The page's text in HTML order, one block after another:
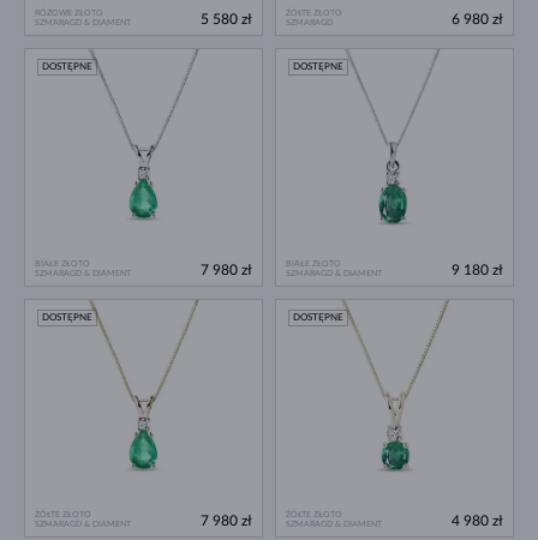
RÓŻOWE ZŁOTO
SZMARAGD & DIAMENT
5 580 zł
ŻÓŁTE ZŁOTO
SZMARAGD
6 980 zł
BIAŁE ZŁOTO
SZMARAGD & DIAMENT
DOSTĘPNE
7 980 zł
BIAŁE ZŁOTO
SZMARAGD & DIAMENT
DOSTĘPNE
9 180 zł
ŻÓŁTE ZŁOTO
SZMARAGD & DIAMENT
DOSTĘPNE
7 980 zł
ŻÓŁTE ZŁOTO
SZMARAGD & DIAMENT
DOSTĘPNE
4 980 zł